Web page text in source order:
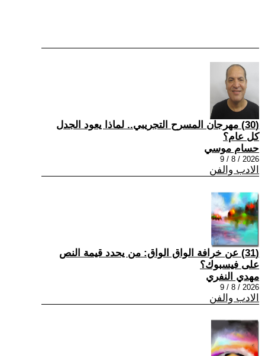
(30) مهرجان المسرح التجريبي.. لماذا يعود الجدل
كل عام؟
حسام موسي
2026 / 8 / 9
الادب والفن
(31) عن خرافة الواق الواق: من يحدد قيمة النص
على فيسبوك؟
مهدي النفري
2026 / 8 / 9
الادب والفن